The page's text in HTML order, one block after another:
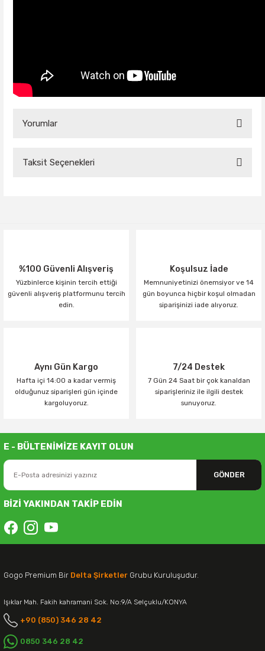
Yorumlar
Taksit Seçenekleri
%100 Güvenli Alışveriş
Yüzbinlerce kişinin tercih ettiği
güvenli alışveriş platformunu tercih
edin.
Koşulsuz İade
Memnuniyetinizi önemsiyor ve 14
gün boyunca hiçbir koşul olmadan
siparişinizi iade alıyoruz.
Aynı Gün Kargo
Hafta içi 14:00 a kadar vermiş
olduğunuz siparişleri gün içinde
kargoluyoruz.
7/24 Destek
7 Gün 24 Saat bir çok kanaldan
siparişleriniz ile ilgili destek
sunuyoruz.
E - BÜLTENİMİZE KAYIT OLUN
GÖNDER
BİZİ YAKINDAN TAKİP EDİN
Gogo Premium Bir Delta Şirketler Grubu Kuruluşudur.
Işıklar Mah. Fakih kahramani Sok. No:9/A Selçuklu/KONYA
+90 (850) 346 28 42
0850 346 28 42